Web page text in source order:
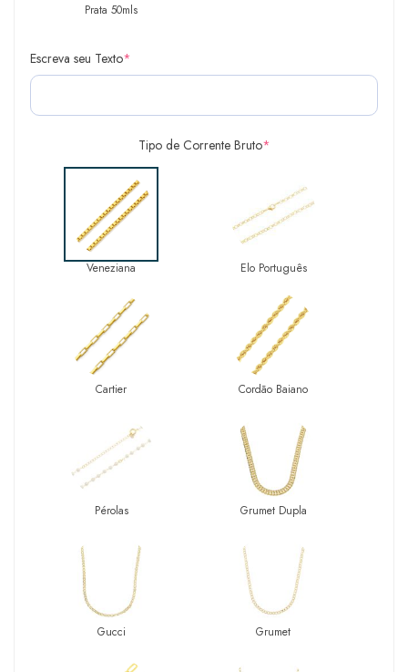
Prata 50mls
Escreva seu Texto*
Tipo de Corrente Bruto*
Veneziana Elo Português
Cartier Cordão Baiano
Pérolas Grumet Dupla
Gucci Grumet